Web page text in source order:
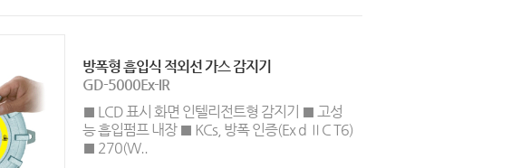
방폭형 흡입식 적외선 가스 감지기
GD-5000Ex-IR
■ LCD 표시 화면 인텔리전트형 감지기 ■ 고성
능 흡입펌프 내장 ■ KCs, 방폭 인증(Ex d ⅡC T6)
■ 270(W..